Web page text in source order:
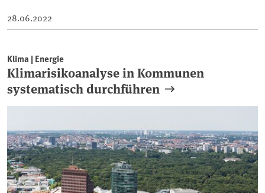
28.06.2022
Klima | Energie
Klimarisikoanalyse in Kommunen
systematisch durchführen